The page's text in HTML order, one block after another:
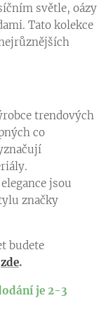
světle, oázy
Tato kolekce
trendových
co
jsou
značky
budete
zde.
je 2-3